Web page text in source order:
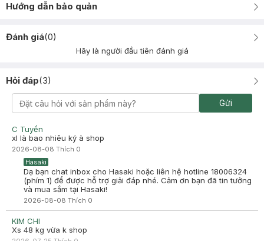
Hướng dẫn bảo quản
Đánh giá(0)
Hãy là người đầu tiên đánh giá
Hỏi đáp(3)
Gửi
C Tuyền
xl là bao nhiêu ký à shop
2026-08-08 Thích 0
Hasaki
Dạ bạn chat inbox cho Hasaki hoặc liên hệ hotline 18006324
(phím 1) để được hỗ trợ giải đáp nhé. Cảm ơn bạn đã tin tưởng
và mua sắm tại Hasaki!
2026-08-08 Thích 0
KIM CHI
Xs 48 kg vừa k shop